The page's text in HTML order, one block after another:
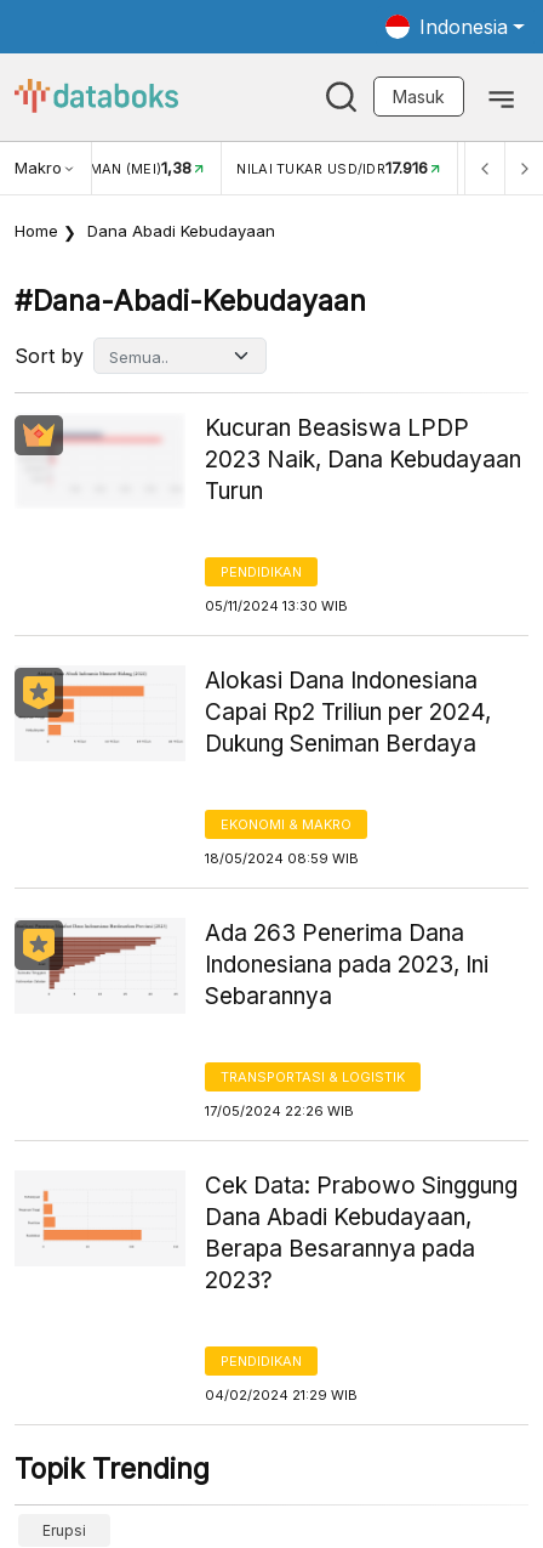
Indonesia
Masuk
MakroWISMAN (MEI)1,38 NILAI TUKAR USD/IDR17.916 INFLASI
Home Dana Abadi Kebudayaan
#dana-Abadi-Kebudayaan
Sort by
Kucuran Beasiswa LPDP
2023 Naik, Dana Kebudayaan
Turun
PENDIDIKAN
05/11/2024 13:30 WIB
Alokasi Dana Indonesiana
Capai Rp2 Triliun per 2024,
Dukung Seniman Berdaya
EKONOMI & MAKRO
18/05/2024 08:59 WIB
Ada 263 Penerima Dana
Indonesiana pada 2023, Ini
Sebarannya
TRANSPORTASI & LOGISTIK
17/05/2024 22:26 WIB
Cek Data: Prabowo Singgung
Dana Abadi Kebudayaan,
Berapa Besarannya pada
2023?
PENDIDIKAN
04/02/2024 21:29 WIB
Topik Trending
Erupsi